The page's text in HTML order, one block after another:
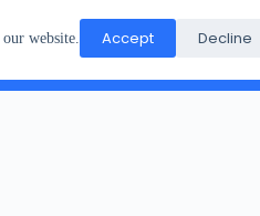
website. Accept Decline
Our Social Responsibility
And Conditions